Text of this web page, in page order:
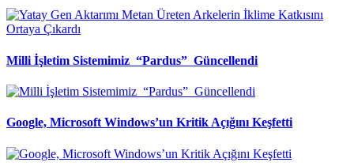
Milli İşletim Sistemimiz “Pardus” Güncellendi
Google, Microsoft Windows’un Kritik Açığını Keşfetti